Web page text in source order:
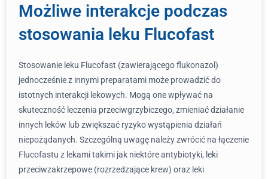
Możliwe interakcje podczas
stosowania leku Flucofast
Stosowanie leku Flucofast (zawierającego flukonazol)
jednocześnie z innymi preparatami może prowadzić do
istotnych interakcji lekowych. Mogą one wpływać na
skuteczność leczenia przeciwgrzybiczego, zmieniać działanie
innych leków lub zwiększać ryzyko wystąpienia działań
niepożądanych. Szczególną uwagę należy zwrócić na łączenie
Flucofastu z lekami takimi jak niektóre antybiotyki, leki
przeciwzakrzepowe (rozrzedzające krew) oraz leki